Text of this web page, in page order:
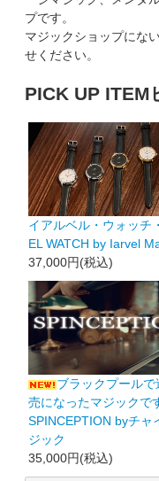
プです。
マジックショップにな
せください。
PICK UP ITEM
イアルベル・ウォッチ
EL WATCH by Iarvel
37,000円(税込)
ブラックプールで
売になったマジックで
SPINCEPTION byチャ
ジック
35,000円(税込)